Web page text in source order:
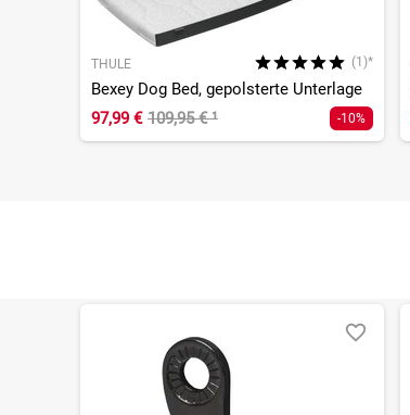
THULE (1)*
Bexey Dog Bed, gepolsterte Unterlage
97,99 € 109,95 €¹ -10%